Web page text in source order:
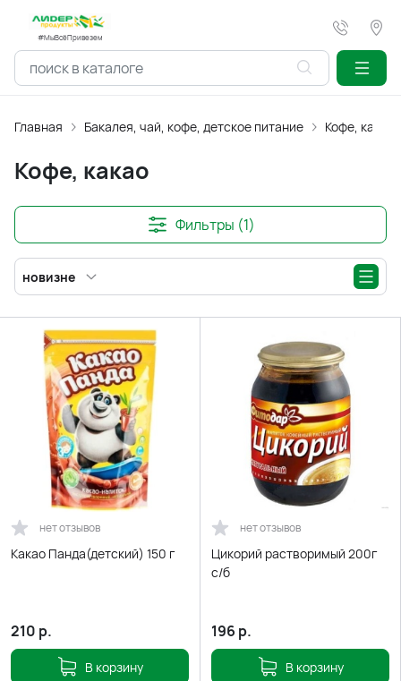
#МыВсёПривезем
Главная Бакалея, чай, кофе, детское питание Кофе, какао
Кофе, какао
Фильтры (1)
новизне
нет отзывов
Какао Панда(детский) 150 г
210 р.
В корзину
нет отзывов
Цикорий растворимый 200г
с/б
196 р.
В корзину